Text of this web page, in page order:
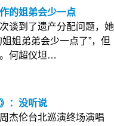
的姐弟会少一点
到了遗产分配问题，她
姐弟弟会少一点了”，但
何超仪坦…
：没听说
伦台北巡演终场演唱